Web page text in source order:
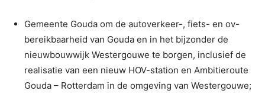
Gemeente Gouda om de autoverkeer-, fiets- en ov-
bereikbaarheid van Gouda en in het bijzonder de
nieuwbouwwijk Westergouwe te borgen, inclusief de
realisatie van een nieuw HOV-station en Ambitieroute
Gouda – Rotterdam in de omgeving van Westergouwe;